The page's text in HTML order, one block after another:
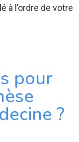
à l’ordre de votre
pour
?